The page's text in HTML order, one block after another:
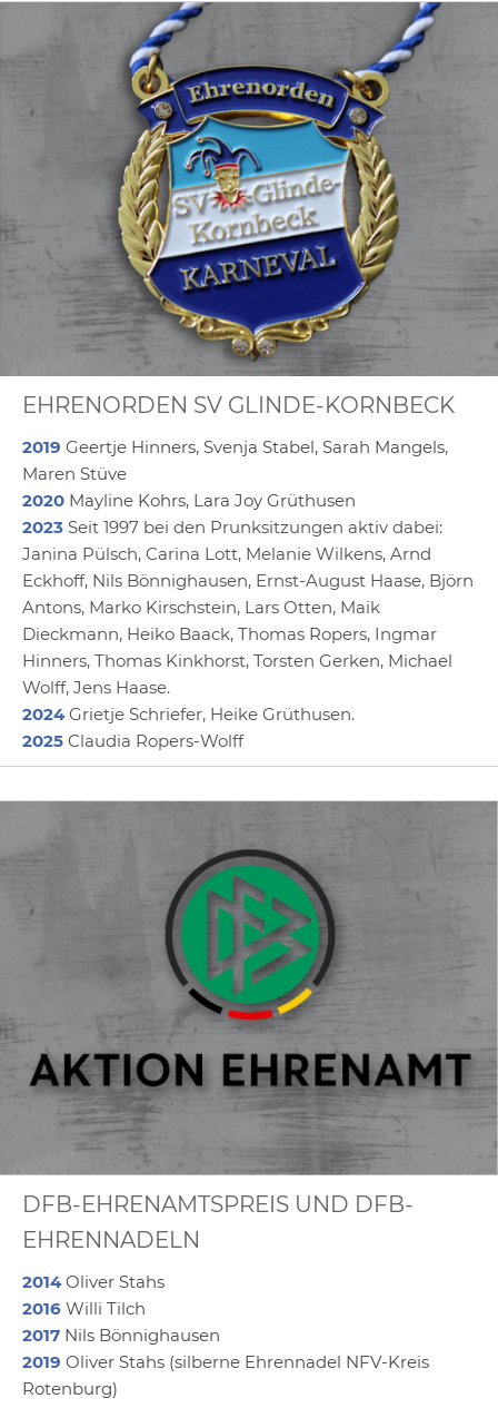
EHRENORDEN SV GLINDE-KORNBECK
2019 Geertje Hinners, Svenja Stabel, Sarah Mangels,
Maren Stüve
2020 Mayline Kohrs, Lara Joy Grüthusen
2023 Seit 1997 bei den Prunksitzungen aktiv dabei:
Janina Pülsch, Carina Lott, Melanie Wilkens, Arnd
Eckhoff, Nils Bönnighausen, Ernst-August Haase, Björn
Antons, Marko Kirschstein, Lars Otten, Maik
Dieckmann, Heiko Baack, Thomas Ropers, Ingmar
Hinners, Thomas Kinkhorst, Torsten Gerken, Michael
Wolff, Jens Haase.
2024Grietje Schriefer, Heike Grüthusen.
2025 Claudia Ropers-Wolff
DFB-EHRENAMTSPREIS UND DFB-
EHRENNADELN
2014Oliver Stahs
2016 Willi Tilch
2017 Nils Bönnighausen
2019 Oliver Stahs (silberne Ehrennadel NFV-Kreis
Rotenburg)